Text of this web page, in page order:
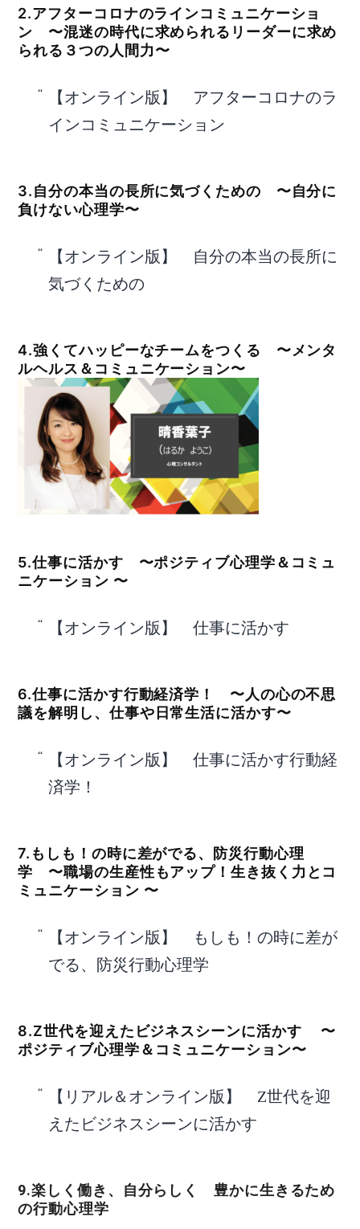
2.アフターコロナのラインコミュニケーショ
ン 〜混迷の時代に求められるリーダーに求め
られる３つの人間力〜
【オンライン版】 アフターコロナのラ
インコミュニケーション
3.自分の本当の長所に気づくための 〜自分に
負けない心理学〜
【オンライン版】 自分の本当の長所に
気づくための
4.強くてハッピーなチームをつくる 〜メンタ
ルヘルス＆コミュニケーション〜
5.仕事に活かす 〜ポジティブ心理学＆コミュ
ニケーション 〜
【オンライン版】 仕事に活かす
6.仕事に活かす行動経済学！ 〜人の心の不思
議を解明し、仕事や日常生活に活かす〜
【オンライン版】 仕事に活かす行動経
済学！
7.もしも！の時に差がでる、防災行動心理
学 〜職場の生産性もアップ！生き抜く力とコ
ミュニケーション 〜
【オンライン版】 もしも！の時に差が
でる、防災行動心理学
8.Z世代を迎えたビジネスシーンに活かす 〜
ポジティブ心理学＆コミュニケーション〜
【リアル＆オンライン版】 Z世代を迎
えたビジネスシーンに活かす
9.楽しく働き、自分らしく 豊かに生きるため
の行動心理学